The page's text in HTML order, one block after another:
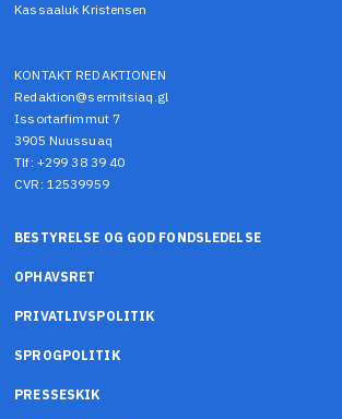
Kassaaluk Kristensen
KONTAKT REDAKTIONEN
Redaktion@sermitsiaq.gl
Issortarfimmut 7
3905 Nuussuaq
Tlf: +299 38 39 40
CVR: 12539959
BESTYRELSE OG GOD FONDSLEDELSE
OPHAVSRET
PRIVATLIVSPOLITIK
SPROGPOLITIK
PRESSESKIK